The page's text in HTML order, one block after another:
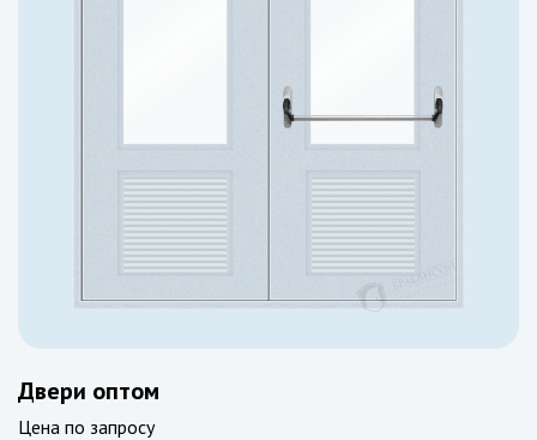
Двери оптом
Цена по запросу